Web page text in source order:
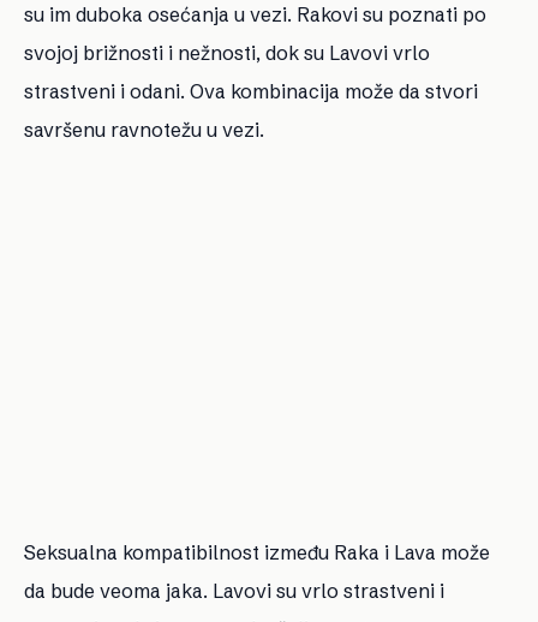
su im duboka osećanja u vezi. Rakovi su poznati po
svojoj brižnosti i nežnosti, dok su Lavovi vrlo
strastveni i odani. Ova kombinacija može da stvori
savršenu ravnotežu u vezi.
Seksualna kompatibilnost između Raka i Lava može
da bude veoma jaka. Lavovi su vrlo strastveni i